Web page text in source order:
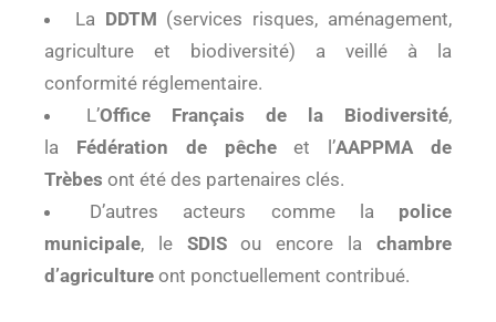
La DDTM (services risques, aménagement,
agriculture et biodiversité) a veillé à la
conformité réglementaire.
L’Office Français de la Biodiversité,
la Fédération de pêcheet l’AAPPMA de
Trèbes ont été des partenaires clés.
D’autres acteurs comme la police
municipale, le SDISou encore la chambre
d’agriculture ont ponctuellement contribué.